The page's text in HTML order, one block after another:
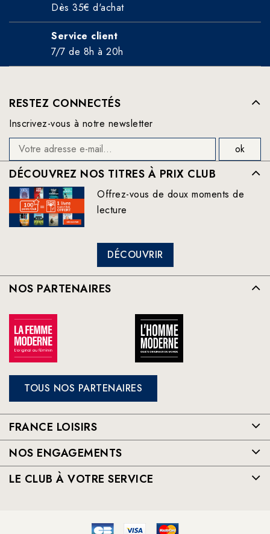
Dès 35€ d'achat
Service client
7/7 de 8h à 20h
RESTEZ CONNECTÉS
Inscrivez-vous à notre newsletter
DÉCOUVREZ NOS TITRES À PRIX CLUB
Offrez-vous de doux moments de
lecture
DÉCOUVRIR
NOS PARTENAIRES
TOUS NOS PARTENAIRES
FRANCE LOISIRS
NOS ENGAGEMENTS
LE CLUB À VOTRE SERVICE